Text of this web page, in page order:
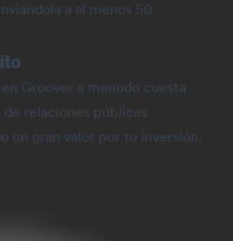
a al menos 50
Groover a menudo cuesta
de relaciones públicas
un gran valor por tu inversión.